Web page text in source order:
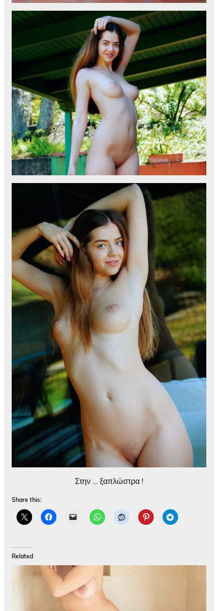
Στην … ξαπλώστρα !
Share this:
Related